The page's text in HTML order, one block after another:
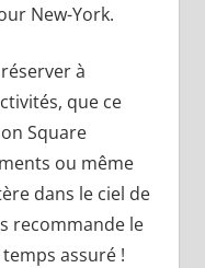
New-York.
à
que ce
Square
ou même
dans le ciel de
recommande le
assuré !